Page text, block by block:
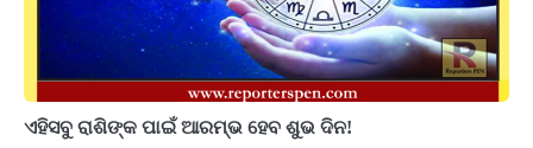
ଏହିସବୁ ରାଶିଙ୍କ ପାଇଁ ଆରମ୍ଭ ହେବ ଶୁଭ ଦିନ!